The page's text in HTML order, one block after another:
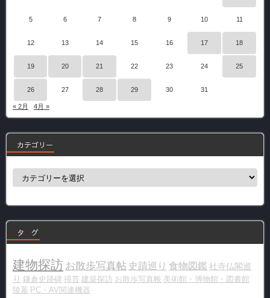
5 6 7 8 9 10 11
12 13 14 15 16 17 18
19 20 21 22 23 24 25
26 27 28 29 30 31
« 2月 4月 »
カテゴリー
カ
ー
タ グ
建物探訪 お散歩写真帖 史蹟巡り 食物図鑑 社寺仏閣巡
り 鎌倉史跡碑 掃苔 建築探訪 お散歩写真帳 美術館・博物館・図書館
陵墓 PC・AV関連機器